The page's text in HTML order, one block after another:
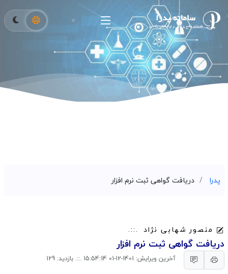
پدرا دریافت گواهی ثبت نرم افزار
منصور شهابی نژاد
دریافت گواهی ثبت نرم افزار
آخرین ویرایش: 1401-12-01 15:54:14 .::. بازدید: 129